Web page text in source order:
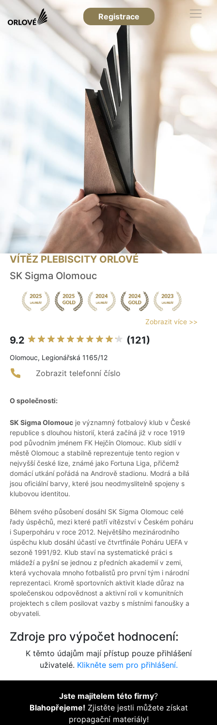
Registrace
VÍTĚZ PLEBISCITY ORLOVÉ
SK Sigma Olomouc
Zobrazit více >>
9.2 (121)
Olomouc, Legionářská 1165/12
Zobrazit telefonní číslo
O společnosti:
SK Sigma Olomouc je významný fotbalový klub v České
republice s dlouhou historií, která začíná již v roce 1919
pod původním jménem FK Hejčín Olomouc. Klub sídlí v
městě Olomouc a stabilně reprezentuje tento region v
nejvyšší české lize, známé jako Fortuna Liga, přičemž
domácí utkání pořádá na Andrově stadionu. Modrá a bílá
jsou oficiální barvy, které jsou neodmyslitelně spojeny s
klubovou identitou.
Během svého působení dosáhl SK Sigma Olomouc celé
řady úspěchů, mezi které patří vítězství v Českém poháru
i Superpoháru v roce 2012. Největšího mezinárodního
úspěchu klub dosáhl účastí ve čtvrtfinále Poháru UEFA v
sezoně 1991/92. Klub staví na systematické práci s
mládeží a pyšní se jednou z předních akademií v zemi,
která vychovala mnoho fotbalistů pro první tým i národní
reprezentaci. Kromě sportovních aktivit klade důraz na
společenskou odpovědnost a aktivní roli v komunitních
projektech s cílem posilovat vazby s místními fanoušky a
obyvateli.
Zdroje pro výpočet hodnocení:
K těmto údajům mají přístup pouze přihlášení
uživatelé. Klikněte sem pro přihlášení.
Jste majitelem této firmy?
Blahopřejeme! Zjistěte jestli můžete získat
propagační materiály!